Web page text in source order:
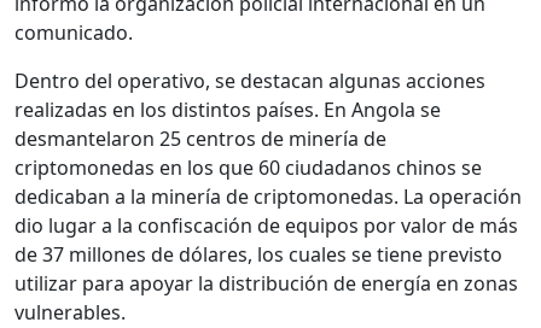
comunicado.
Dentro del operativo, se destacan algunas acciones
realizadas en los distintos países. En Angola se
desmantelaron 25 centros de minería de
criptomonedas en los que 60 ciudadanos chinos se
dedicaban a la minería de criptomonedas. La operación
dio lugar a la confiscación de equipos por valor de más
de 37 millones de dólares, los cuales se tiene previsto
utilizar para apoyar la distribución de energía en zonas
vulnerables.